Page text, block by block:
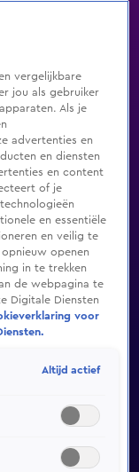
Genres
Bondgenoten
in
in een nieuwe
op weg naar de
vergelijkbare
jou als gebruiker
Als je
advertenties en
en diensten
en content
of je
en essentiële
en veilig te
openen
in te trekken
de webpagina te
Digitale Diensten
voor
Altijd actief